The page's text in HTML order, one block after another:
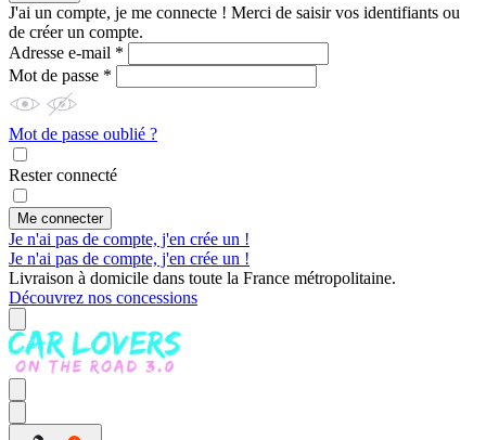
J'ai un compte, je me connecte ! Merci de saisir vos identifiants ou
de créer un compte.
Adresse e-mail *
Mot de passe *
Mot de passe oublié ?
Rester connecté
Me connecter
Je n'ai pas de compte, j'en crée un !
Je n'ai pas de compte, j'en crée un !
Livraison à domicile dans toute la France métropolitaine.
Découvrez nos concessions